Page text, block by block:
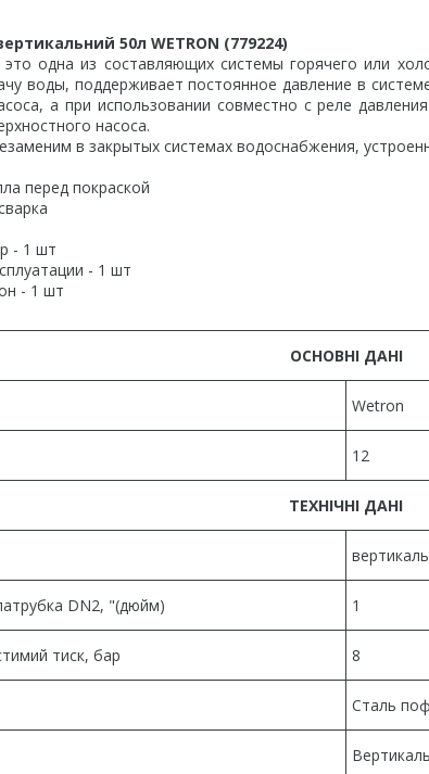
50л WETRON (779224)
это одна из составляющих системы горячего или
воды, поддерживает постоянное давление в
а при использовании совместно с реле
насоса.
в закрытых системах водоснабжения,
перед покраской
- 1 шт
- 1 шт
- 1 шт
ОСНОВНІ ДАНІ
Wetron
12
ТЕХНІЧНІ ДАНІ
DN2, "(дюйм) 1
тиск, бар 8
Сталь